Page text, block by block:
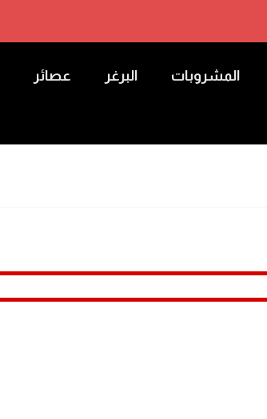
المشروبات البرغر عصائر
تكبير الصورة